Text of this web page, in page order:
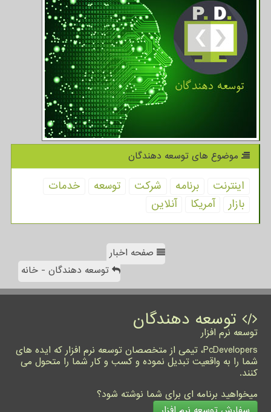
موضوع های توسعه دهندگان
اینترنت برنامه شركت توسعه
خدمات
بازار
آمریكا آنلاین
صفحه اخبار
توسعه دهندگان - خانه
توسعه دهندگان
توسعه نرم افزار
PcDevelopers، تیمی از متخصصان توسعه نرم افزار که ایده های
شما را به واقعیت تبدیل نموده و کسب و کار شما را متحول می
کنند.
میخواهید برنامه ای برای شما نوشته شود؟